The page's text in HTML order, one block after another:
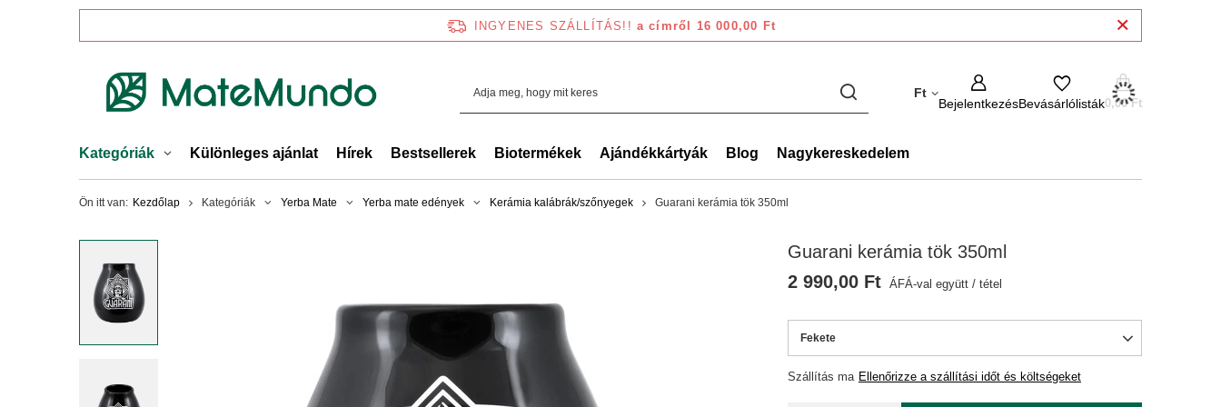
INGYENES SZÁLLÍTÁS!! a címről 16 000,00 Ft
Ft
BejelentkezésBevásárlólisták0,00 Ft
Kategóriák Különleges ajánlat Hírek Bestsellerek Biotermékek Ajándékkártyák Blog Nagykereskedelem
Ön itt van: Kezdőlap Kategóriák Yerba Mate Yerba mate edények Kerámia kalábrák/szőnyegek Guarani kerámia tök 350ml
Guarani kerámia tök 350ml
Fekete
Szállításma Ellenőrizze a szállítási időt és költségeket
2 990,00 Ft ÁFÁ-val együtt /tétel